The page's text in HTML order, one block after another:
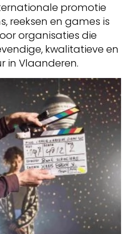
promotie
reeksen en games is
organisaties die
kwalitatieve en
in Vlaanderen.